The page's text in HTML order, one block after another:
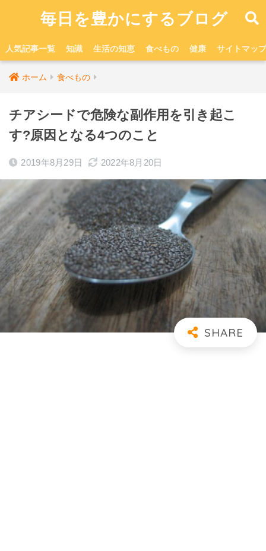
毎日を豊かにするブログ
人気記事一覧 知識 生活の知恵 食べもの 健康 サイトマップ
ホーム 食べもの
チアシードで危険な副作用を引き起こ
す?原因となる4つのこと
2019年8月29日 2022年8月20日